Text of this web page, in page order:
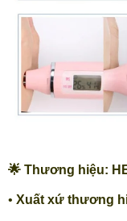
🌟 Thương hiệu:
• Xuất xứ thương